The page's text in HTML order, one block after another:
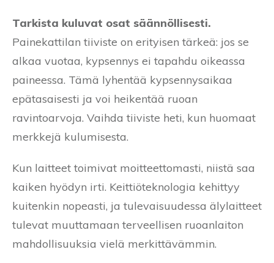
Tarkista kuluvat osat säännöllisesti.
Painekattilan tiiviste on erityisen tärkeä: jos se
alkaa vuotaa, kypsennys ei tapahdu oikeassa
paineessa. Tämä lyhentää kypsennysaikaa
epätasaisesti ja voi heikentää ruoan
ravintoarvoja. Vaihda tiiviste heti, kun huomaat
merkkejä kulumisesta.
Kun laitteet toimivat moitteettomasti, niistä saa
kaiken hyödyn irti. Keittiöteknologia kehittyy
kuitenkin nopeasti, ja tulevaisuudessa älylaitteet
tulevat muuttamaan terveellisen ruoanlaiton
mahdollisuuksia vielä merkittävämmin.